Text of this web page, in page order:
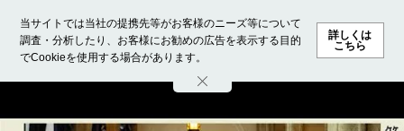
当サイトでは当社の提携先等がお客様のニーズ等について
調査・分析したり、お客様にお勧めの広告を表示する目的
でCookieを使用する場合があります。
詳しくは
こちら
ホーム モデル募集 ランキング ファッション ビューテ